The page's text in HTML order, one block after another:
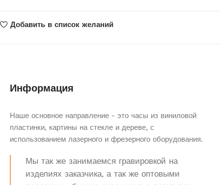
Добавить в список желаний
Информация
Наше основное направление - это часы из виниловой
пластинки, картины на стекле и дереве, с
использованием лазерного и фрезерного оборудования.
Мы так же занимаемся гравировкой на
изделиях заказчика, а так же оптовыми